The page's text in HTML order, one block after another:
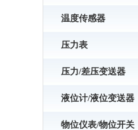
温度传感器
压力表
压力/差压变送器
液位计/液位变送器
物位仪表/物位开关